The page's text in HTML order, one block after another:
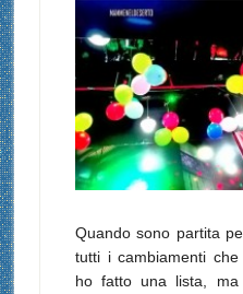
Quando sono partita
tutti i cambiamenti
ho fatto una lista, ma